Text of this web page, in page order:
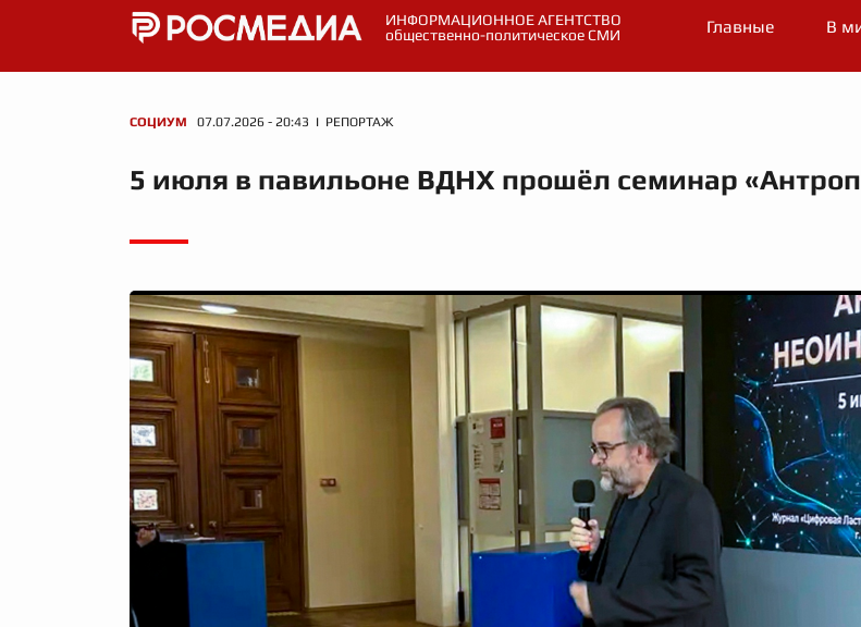
ИНФОРМАЦИОННОЕ АГЕНТСТВО
общественно-политическое СМИ
Главные В
СОЦИУМ 07.07.2026 - 20:43 I РЕПОРТАЖ
5 июля в павильоне ВДНХ прошёл семинар